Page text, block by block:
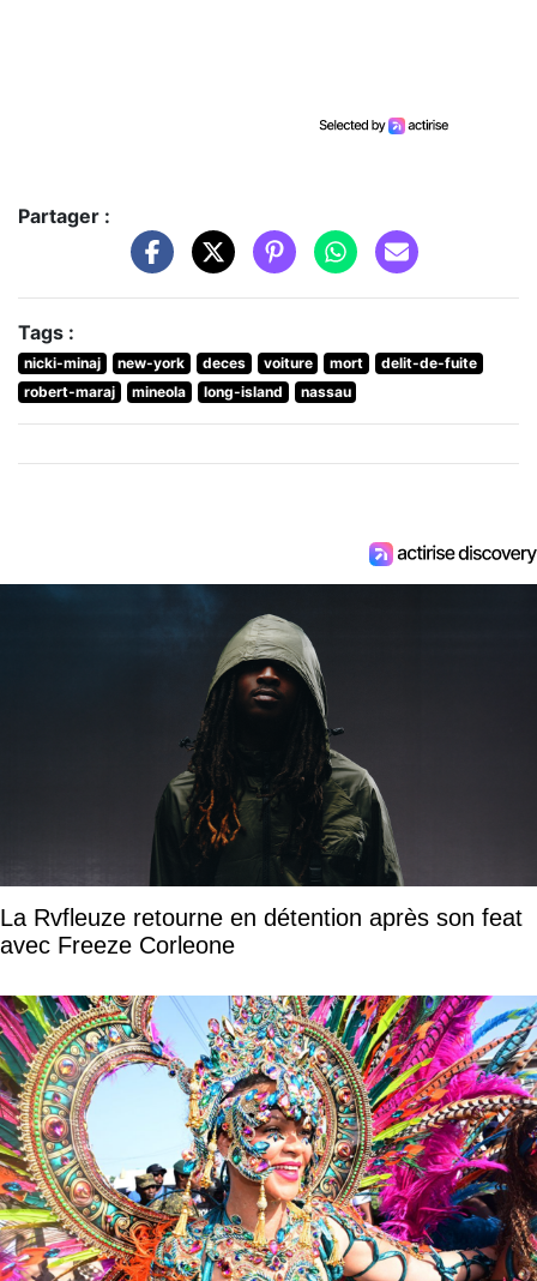
Partager :
Tags :
nicki-minaj new-york deces voiture mort
delit-de-fuite
robert-maraj
mineola long-island nassau
La Rvfleuze retourne en détention après son feat
avec Freeze Corleone